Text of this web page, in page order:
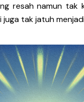
resah namun tak
tak jatuh